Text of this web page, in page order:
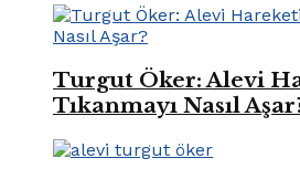
Turgut Öker: Alevi
Tıkanmayı Nasıl